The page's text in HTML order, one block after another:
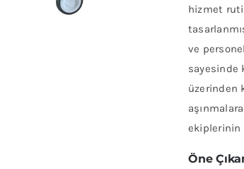
hizmet
ve
sayesinde
üzerinden
ekiplerinin
Öne